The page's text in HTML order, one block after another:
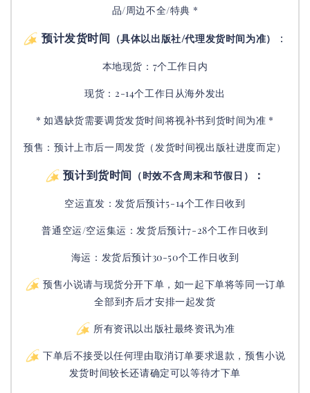
品/周边不全/特典 *
预计发货时间 （具体以出版社/代理发货时间为准） ：
本地现货：7个工作日内
现货：2-14个工作日从海外发出
* 如遇缺货需要调货发货时间将视补书到货时间为准 *
预售：预计上市后一周发货（发货时间视出版社进度而定）
预计到货时间 （时效不含周末和节假日） ：
空运直发： 发货后预计5-14个工作日收到
普通空运/空运集运： 发货后预计7-28个工作日收到
海运：发货后预计30-50个工作日收到
预售小说请与现货分开下单，如一起下单将等同一订单
全部到齐后才安排一起发货
所有资讯以出版社最终资讯为准
下单后不接受以任何理由取消订单要求退款，预售小说
发货时间较长还请确定可以等待才下单